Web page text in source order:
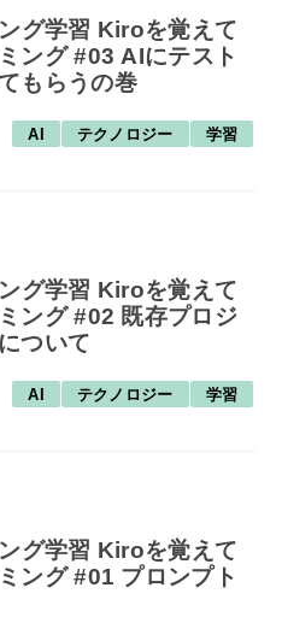
グ学習 Kiroを覚えて
ング #03 AIにテスト
もらうの巻
AI テクノロジー 学習
グ学習 Kiroを覚えて
ング #02 既存プロジ
ついて
AI テクノロジー 学習
グ学習 Kiroを覚えて
ング #01 プロンプト